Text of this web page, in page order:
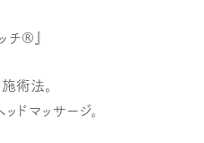
チ®』
術法。
ドマッサージ。